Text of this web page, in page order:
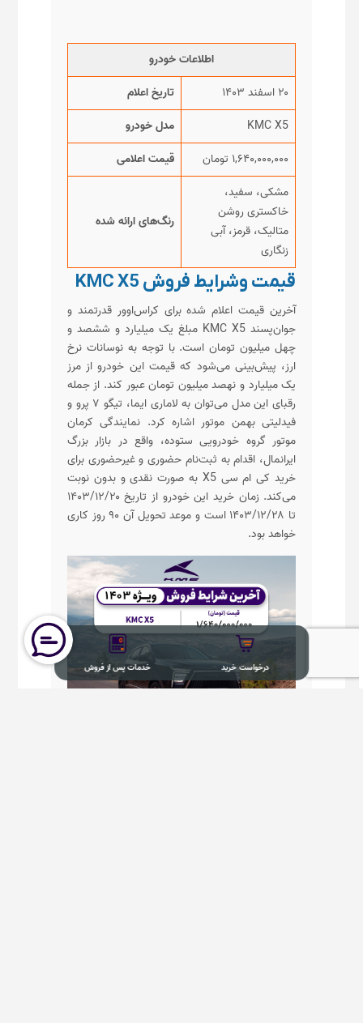
اطلاعات خودرو
۲۰ اسفند ۱۴۰۳
تاریخ اعلام
KMC X5
مدل خودرو
۱,۶۴۰,۰۰۰,۰۰۰ تومان
قیمت اعلامی
مشکی، سفید،
خاکستری روشن
متالیک، قرمز، آبی
زنگاری
رنگ‌های ارائه شده
قیمت وشرایط فروش KMC X5
آخرین قیمت اعلام شده برای کراس‌اوور قدرتمند و
جوان‌پسند KMC X5 مبلغ یک میلیارد و ششصد و
چهل میلیون تومان است. با توجه به نوسانات نرخ
ارز، پیش‌بینی می‌شود که قیمت این خودرو از مرز
یک میلیارد و نهصد میلیون تومان عبور کند. از جمله
رقبای این مدل می‌توان به لاماری ایما، تیگو ۷ پرو و
فیدلیتی بهمن موتور اشاره کرد. نمایندگی کرمان
موتور گروه خودرویی ستوده، واقع در بازار بزرگ
ایرانمال، اقدام به ثبت‌نام حضوری و غیرحضوری برای
خرید کی ام سی X5 به صورت نقدی و بدون نوبت
می‌کند. زمان خرید این خودرو از تاریخ ۱۴۰۳/۱۲/۲۰
تا ۱۴۰۳/۱۲/۲۸ است و موعد تحویل آن ۹۰ روز کاری
خواهد بود.
درخواست خرید خدمات پس از فروش